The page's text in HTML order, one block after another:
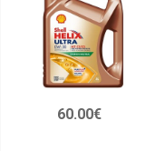
60.00€